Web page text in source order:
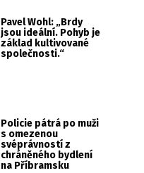
Pavel Wohl: „Brdy
jsou ideální. Pohyb je
základ kultivované
společnosti.“
Policie pátrá po muži
s omezenou
svéprávností z
chráněného bydlení
na Příbramsku